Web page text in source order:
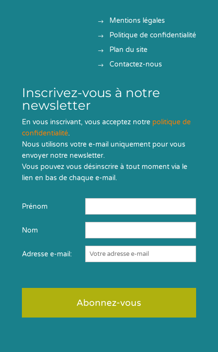
Mentions légales
Politique de confidentialité
Plan du site
Contactez-nous
Inscrivez-vous à notre
newsletter
En vous inscrivant, vous acceptez notre politique de
confidentialité.
Nous utilisons votre e-mail uniquement pour vous
envoyer notre newsletter.
Vous pouvez vous désinscrire à tout moment via le
lien en bas de chaque e-mail.
Prénom
Nom
Adresse e-mail: